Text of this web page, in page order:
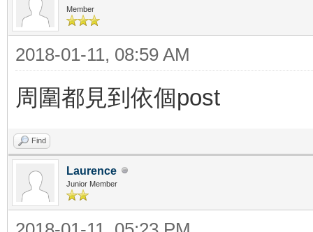
Member
2018-01-11, 08:59 AM
周圍都見到依個post
Find
Laurence
Junior Member